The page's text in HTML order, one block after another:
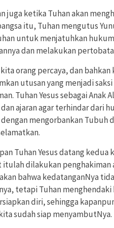
juga ketika Tuhan akan
itu, Tuhan mengutus
untuk menjatuhkan
dan melakukan
orang percaya, dan
utusan yang menjadi
Tuhan Yesus sebagai
ajaran agar terhindar dari
mengorbankan Tubuh
Tuhan Yesus datang
itulah dilakukan penghakiman
bahwa kedatanganNya
tetapi Tuhan
diri, sehingga
sudah siap menyambutNya.